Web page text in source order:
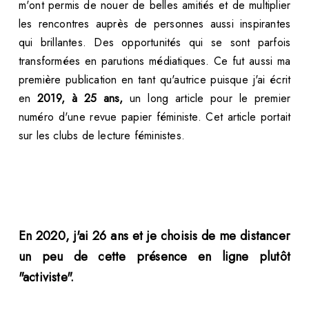
m'ont permis de nouer de belles amitiés et de multiplier
les rencontres auprès de personnes aussi inspirantes
qui brillantes. Des opportunités qui se sont parfois
transformées en parutions médiatiques. Ce fut aussi ma
première publication en tant qu'autrice puisque j'ai écrit
en 2019, à 25 ans,un long article pour le premier
numéro d'une revue papier féministe. Cet article portait
sur les clubs de lecture féministes.
En 2020, j'ai 26 ans et je choisis de me distancer
un peu de cette présence en ligne plutôt
"activiste".